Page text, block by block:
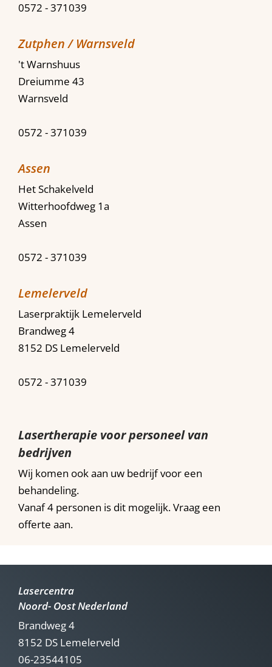
0572 - 371039
Zutphen / Warnsveld
't Warnshuus
Dreiumme 43
Warnsveld
0572 - 371039
Assen
Het Schakelveld
Witterhoofdweg 1a
Assen
0572 - 371039
Lemelerveld
Laserpraktijk Lemelerveld
Brandweg 4
8152 DS Lemelerveld
0572 - 371039
Lasertherapie voor personeel van
bedrijven
Wij komen ook aan uw bedrijf voor een
behandeling.
Vanaf 4 personen is dit mogelijk. Vraag een
offerte aan.
Lasercentra
Noord- Oost Nederland
Brandweg 4
8152 DS Lemelerveld
06-23544105